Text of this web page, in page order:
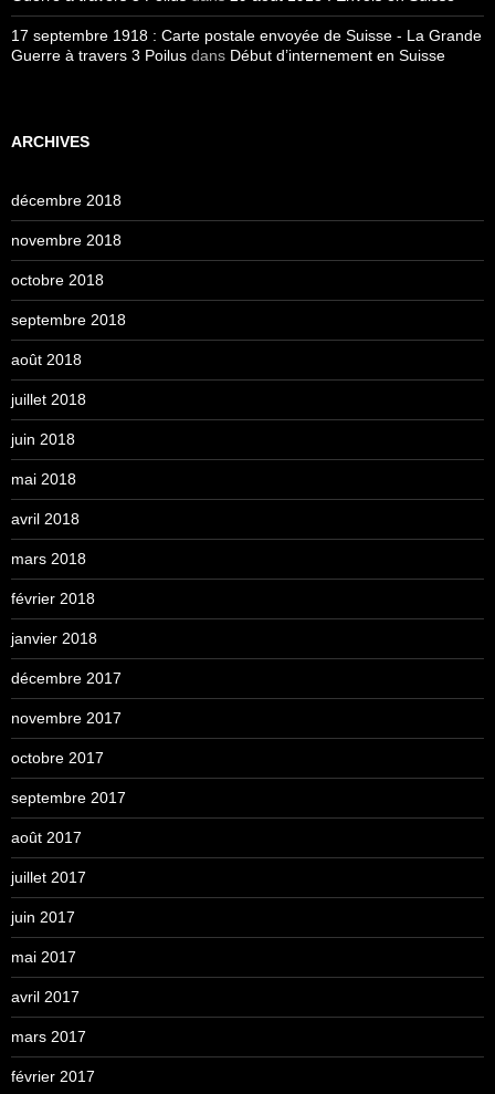
17 septembre 1918 : Carte postale envoyée de Suisse - La Grande
Guerre à travers 3 Poilus dans Début d’internement en Suisse
ARCHIVES
décembre 2018
novembre 2018
octobre 2018
septembre 2018
août 2018
juillet 2018
juin 2018
mai 2018
avril 2018
mars 2018
février 2018
janvier 2018
décembre 2017
novembre 2017
octobre 2017
septembre 2017
août 2017
juillet 2017
juin 2017
mai 2017
avril 2017
mars 2017
février 2017